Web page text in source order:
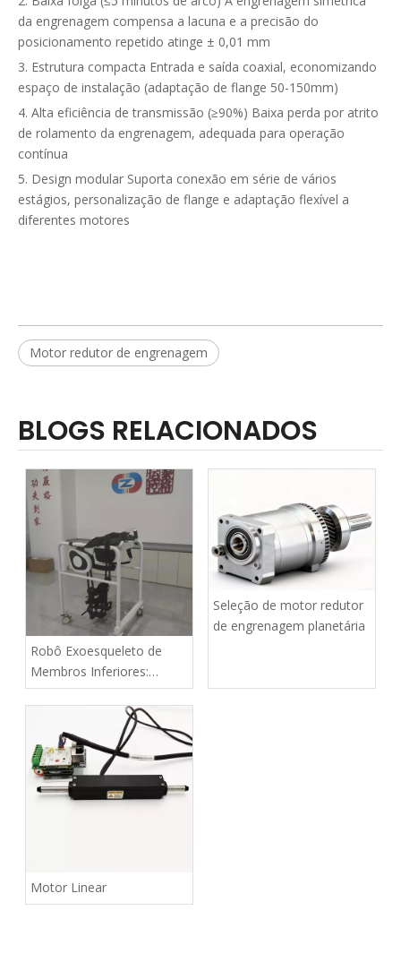
da engrenagem compensa a lacuna e a precisão do
posicionamento repetido atinge ± 0,01 mm
3. Estrutura compacta Entrada e saída coaxial, economizando
espaço de instalação (adaptação de flange 50-150mm)
4. Alta eficiência de transmissão (≥90%) Baixa perda por atrito
de rolamento da engrenagem, adequada para operação
contínua
5. Design modular Suporta conexão em série de vários
estágios, personalização de flange e adaptação flexível a
diferentes motores
Motor redutor de engrenagem
BLOGS RELACIONADOS
Robô Exoesqueleto de
Membros Inferiores:
Recupere a Mobilidade
Independente com
Tecnologia Avançada de
Reabilitação
Seleção de motor redutor
de engrenagem planetária
Motor Linear